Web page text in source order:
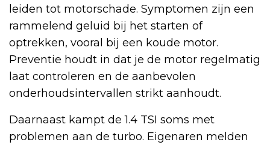
leiden tot motorschade. Symptomen zijn een
rammelend geluid bij het starten of
optrekken, vooral bij een koude motor.
Preventie houdt in dat je de motor regelmatig
laat controleren en de aanbevolen
onderhoudsintervallen strikt aanhoudt.
Daarnaast kampt de 1.4 TSI soms met
problemen aan de turbo. Eigenaren melden